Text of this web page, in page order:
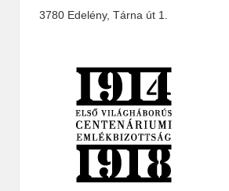
3780 Edelény, Tárna út 1.